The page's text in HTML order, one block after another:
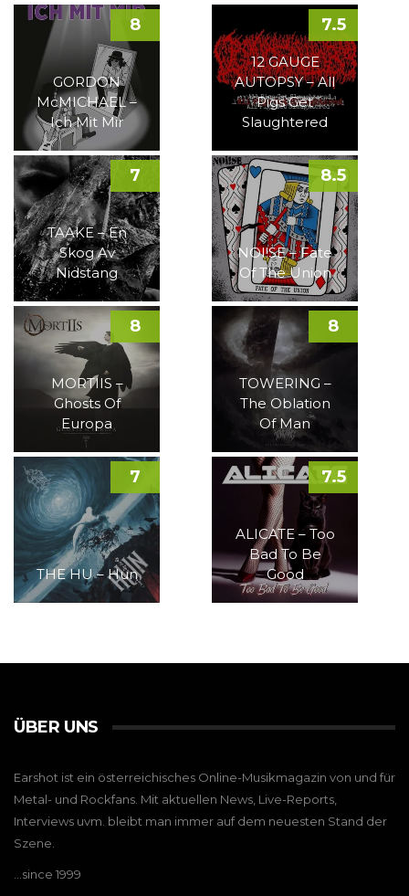
GORDON
McMICHAEL –
Ich Mit Mir
8
12 GAUGE
AUTOPSY – All
Pigs Get
Slaughtered
7.5
TAAKE – En
Skog Av
Nidstang
7
NOI!SE – Fate
Of The Union
8.5
MORTIIS –
Ghosts Of
Europa
8
TOWERING –
The Oblation
Of Man
8
THE HU – Hun
7
ALICATE – Too
Bad To Be
Good
7.5
ÜBER UNS
Earshot ist ein österreichisches Online-Musikmagazin von und für
Metal- und Rockfans. Mit aktuellen News, Live-Reports,
Interviews uvm. bleibt man immer auf dem neuesten Stand der
Szene.
…since 1999